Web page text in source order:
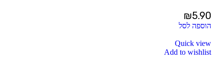
₪5.90
הוספה לסל
Quick view
Add to wishlist